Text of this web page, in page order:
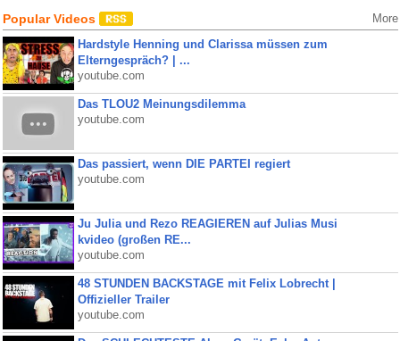
Popular Videos More
Hardstyle Henning und Clarissa müssen zum
Elterngespräch? | ...
youtube.com
Das TLOU2 Meinungsdilemma
youtube.com
Das passiert, wenn DIE PARTEI regiert
youtube.com
Ju Julia und Rezo REAGIEREN auf Julias Musi
kvideo (großen RE...
youtube.com
48 STUNDEN BACKSTAGE mit Felix Lobrecht |
Offizieller Trailer
youtube.com